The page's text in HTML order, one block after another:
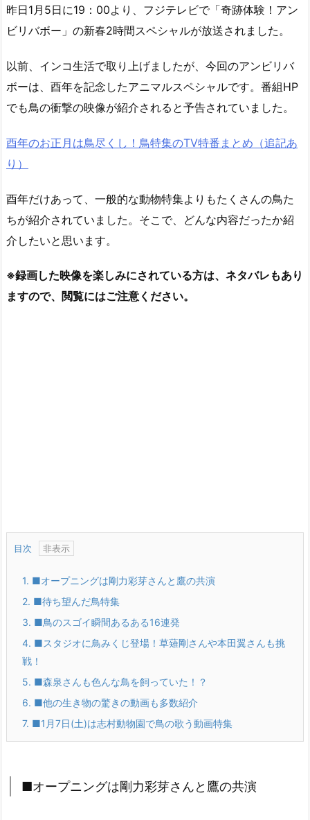
昨日1月5日に19：00より、フジテレビで「奇跡体験！アン
ビリバボー」の新春2時間スペシャルが放送されました。
以前、インコ生活で取り上げましたが、今回のアンビリバ
ボーは、酉年を記念したアニマルスペシャルです。番組HP
でも鳥の衝撃の映像が紹介されると予告されていました。
酉年のお正月は鳥尽くし！鳥特集のTV特番まとめ（追記あ
り）
酉年だけあって、一般的な動物特集よりもたくさんの鳥た
ちが紹介されていました。そこで、どんな内容だったか紹
介したいと思います。
※録画した映像を楽しみにされている方は、ネタバレもあり
ますので、閲覧にはご注意ください。
目次
1. ■オープニングは剛力彩芽さんと鷹の共演
2. ■待ち望んだ鳥特集
3. ■鳥のスゴイ瞬間あるある16連発
4. ■スタジオに鳥みくじ登場！草薙剛さんや本田翼さんも挑
戦！
5. ■森泉さんも色んな鳥を飼っていた！？
6. ■他の生き物の驚きの動画も多数紹介
7. ■1月7日(土)は志村動物園で鳥の歌う動画特集
■オープニングは剛力彩芽さんと鷹の共演